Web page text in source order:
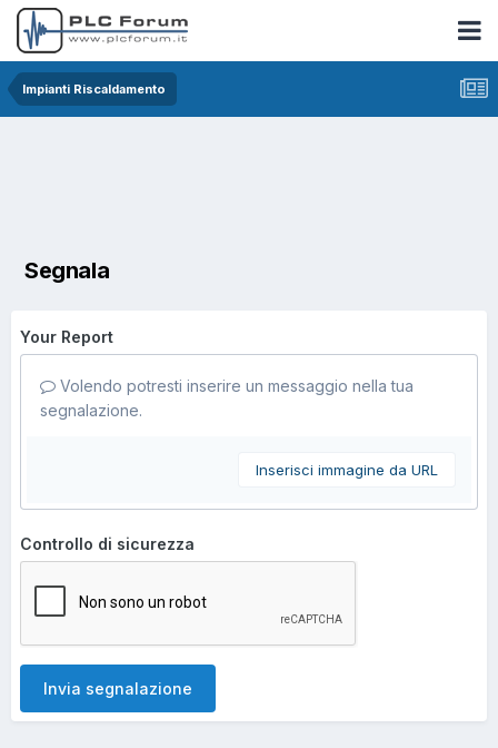
Impianti Riscaldamento
Segnala
Your Report
Volendo potresti inserire un messaggio nella tua
segnalazione.
Inserisci immagine da URL
Controllo di sicurezza
Invia segnalazione